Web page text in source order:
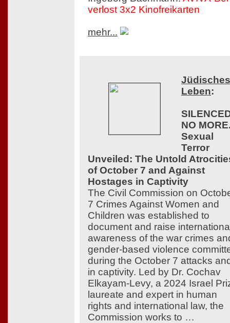
verlost 3x2 Kinofreikarten
mehr...
Jüdisches
Leben:
NO
Sexual
Terror
Unveiled: The Untold
of October 7 and Against
Hostages in Captivity
The Civil Commission on
7 Crimes Against Women and
Children was established to
document and raise
awareness of the war crimes
gender-based violence
during the October 7 attacks
in captivity. Led by Dr. Cochav
Elkayam-Levy, a 2024 Israel
laureate and expert in human
rights and international law, the
Commission works to …